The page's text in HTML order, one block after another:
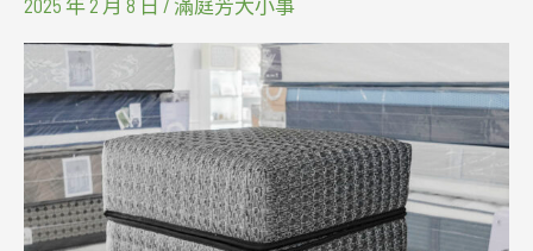
2025 年 2 月 8 日 / 滿庭芳大小事
製
心
得】
奶
奶
給
孫